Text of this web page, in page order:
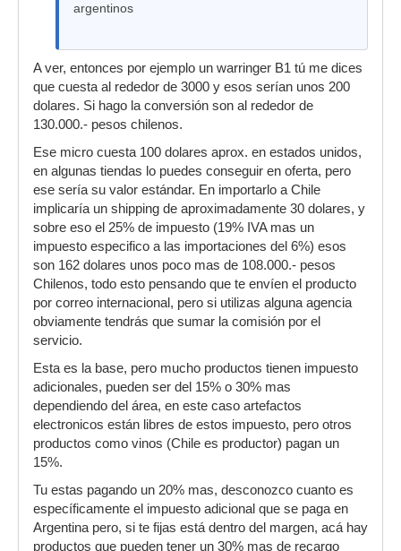
argentinos
A ver, entonces por ejemplo un warringer B1 tú me dices
que cuesta al rededor de 3000 y esos serían unos 200
dolares. Si hago la conversión son al rededor de
130.000.- pesos chilenos.
Ese micro cuesta 100 dolares aprox. en estados unidos,
en algunas tiendas lo puedes conseguir en oferta, pero
ese sería su valor estándar. En importarlo a Chile
implicaría un shipping de aproximadamente 30 dolares, y
sobre eso el 25% de impuesto (19% IVA mas un
impuesto especifico a las importaciones del 6%) esos
son 162 dolares unos poco mas de 108.000.- pesos
Chilenos, todo esto pensando que te envíen el producto
por correo internacional, pero si utilizas alguna agencia
obviamente tendrás que sumar la comisión por el
servicio.
Esta es la base, pero mucho productos tienen impuesto
adicionales, pueden ser del 15% o 30% mas
dependiendo del área, en este caso artefactos
electronicos están libres de estos impuesto, pero otros
productos como vinos (Chile es productor) pagan un
15%.
Tu estas pagando un 20% mas, desconozco cuanto es
específicamente el impuesto adicional que se paga en
Argentina pero, si te fijas está dentro del margen, acá hay
productos que pueden tener un 30% mas de recargo